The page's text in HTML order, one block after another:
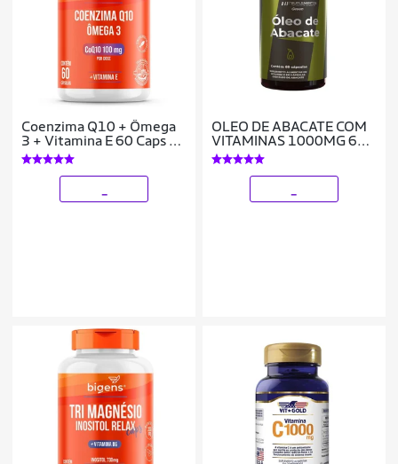
Coenzima Q10 + Ômega
3 + Vitamina E 60 Caps -
Bigens
OLEO DE ABACATE COM
VITAMINAS 1000MG 60
CAPS HF SUPLEMENTOS